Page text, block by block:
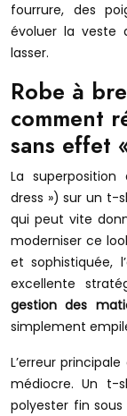
fourrure, des
évoluer la veste
lasser.
Robe à
comment
sans effet
La
dress ») sur un t-
qui peut vite
moderniser ce
et sophistiquée,
excellente
gestion des
simplement
L’erreur
médiocre. Un t-
polyester fin